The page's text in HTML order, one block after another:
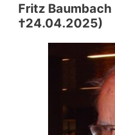
Fritz
†24.04.2025)